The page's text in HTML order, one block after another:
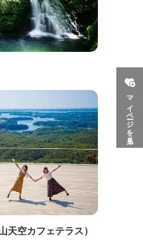
マイページを見る
天空カフェテラス）